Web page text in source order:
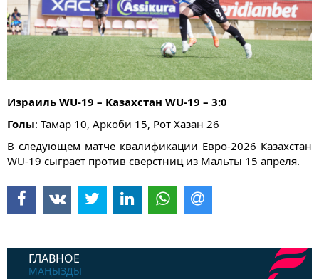
ГЛАВНОЕ
МАҢЫЗДЫ
Израиль WU-19 – Казахстан WU-19 – 3:0
Голы: Тамар 10, Аркоби 15, Рот Хазан 26
В следующем матче квалификации Евро-2026 Казахстан
WU-19 сыграет против сверстниц из Мальты 15 апреля.